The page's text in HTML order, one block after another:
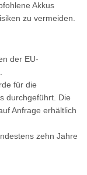
Akkus
zu vermeiden.
der EU-
für die
durchgeführt. Die
Anfrage erhältlich
zehn Jahre